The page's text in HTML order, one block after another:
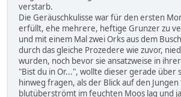
verstarb.
Die Geräuschkulisse war für den ersten
erfüllt, ehe mehrere, heftige Grunzer zu
und mit einem Mal zwei Orks aus dem
durch das gleiche Prozedere wie zuvor,
wurden, noch bevor sie ansatzweise in
"Bist du in Or...", wollte dieser gerade über
hinweg fragen, als der Blick auf den
blutüberströmt im feuchten Moos lag und